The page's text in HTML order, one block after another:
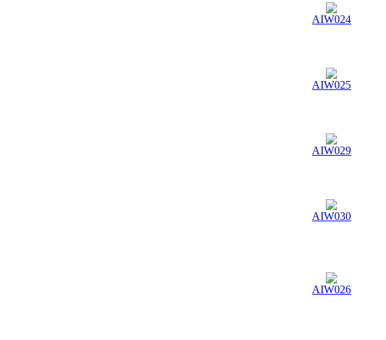
AIW024
AIW025
AIW029
AIW030
AIW026